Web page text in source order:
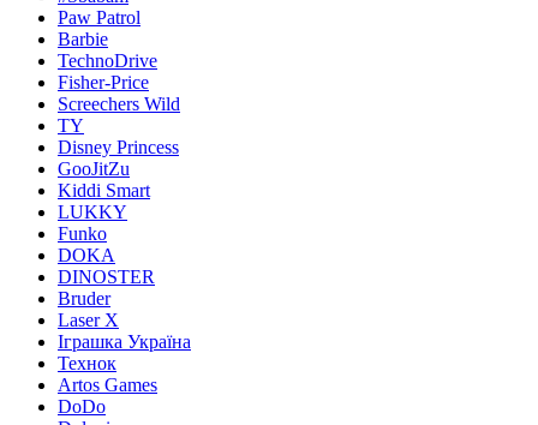
Paw Patrol
Barbie
TechnoDrive
Fisher-Price
Screechers Wild
TY
Disney Princess
GooJitZu
Kiddi Smart
LUKKY
Funko
DOKA
DINOSTER
Bruder
Laser X
Іграшка Україна
Технок
Artos Games
DoDo